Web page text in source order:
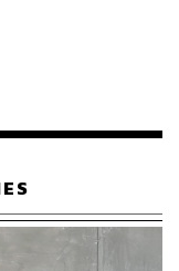
ได้ชัดเจนยิ่งกว่า